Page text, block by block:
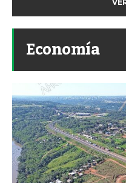
Economía